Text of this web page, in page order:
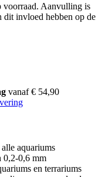
voorraad. Aanvulling is
dit invloed hebben op de
vanaf € 54,90
aquariums
0,2-0,6 mm
en terrariums